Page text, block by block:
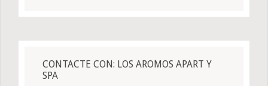
CONTACTE CON: LOS AROMOS APART Y
SPA